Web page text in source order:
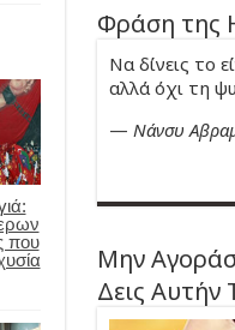
που
Φράση της
Να δίνεις το
αλλά όχι τη
— Νάνσυ
Μην
Δεις Αυτήν